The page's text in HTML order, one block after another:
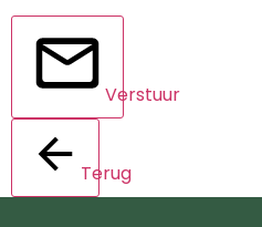
Verstuur
Terug